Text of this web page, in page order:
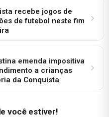
recebe jogos de
de futebol neste fim
emenda impositiva
a crianças
da Conquista
você estiver!